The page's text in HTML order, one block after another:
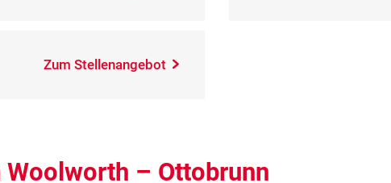
Zum Stellenangebot
– Ottobrunn